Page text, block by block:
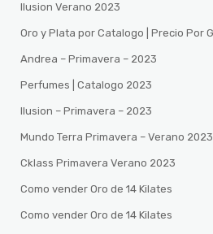
Ilusion Verano 2023
Oro y Plata por Catalogo | Precio Por
Andrea – Primavera – 2023
Perfumes | Catalogo 2023
Ilusion – Primavera – 2023
Mundo Terra Primavera – Verano 2023
Cklass Primavera Verano 2023
Como vender Oro de 14 Kilates
Como vender Oro de 14 Kilates